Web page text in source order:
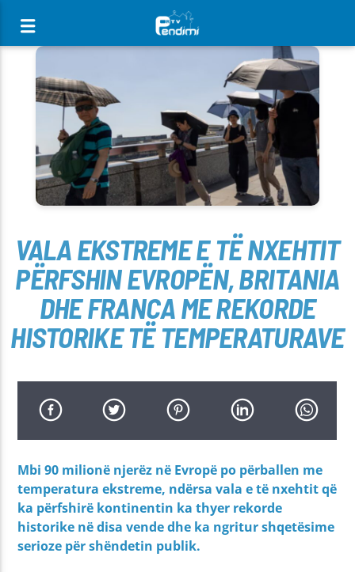
[There are no radio stations in the database]
VALA EKSTREME E TË NXEHTIT
PËRFSHIN EVROPËN, BRITANIA
DHE FRANCA ME REKORDE
HISTORIKE TË TEMPERATURAVE
Mbi 90 milionë njerëz në Evropë po përballen me
temperatura ekstreme, ndërsa vala e të nxehtit që
ka përfshirë kontinentin ka thyer rekorde
historike në disa vende dhe ka ngritur shqetësime
serioze për shëndetin publik.